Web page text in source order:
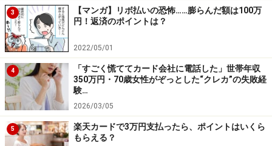
【編集部からのお知らせ】
・「家計」について、
中です！
※抽選で20名にAmazonギフト券1000円分プレゼント
※謝礼付きの限定アンケートやモニター企画に参加が可能に
なります
3
【マンガ】リボ払いの恐怖……膨らんだ額は100万
円！返済のポイントは？
2022/05/01
4
「すごく慌ててカード会社に電話した」世帯年収
350万円・70歳女性がぞっとした“クレカ”の失敗経
験…
2026/03/05
5
楽天カードで3万円支払ったら、ポイントはいくら
もらえる？